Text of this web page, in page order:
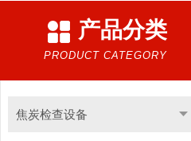
产品分类
PRODUCT CATEGORY
焦炭检查设备